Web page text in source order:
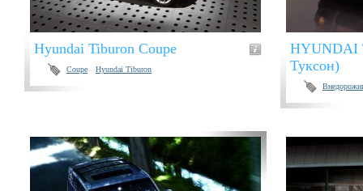
Hyundai Tiburon Coupe
Coupe Hyundai Tiburon
Туксон)